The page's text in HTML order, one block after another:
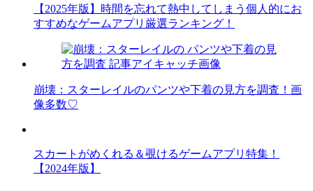
【2025年版】時間を忘れて熱中してしまう個人的にお
すすめなゲームアプリ厳選ランキング！
崩壊：スターレイルのパンツや下着の見方を調査！画
像多数♡
スカートがめくれる＆覗けるゲームアプリ特集！
【2024年版】